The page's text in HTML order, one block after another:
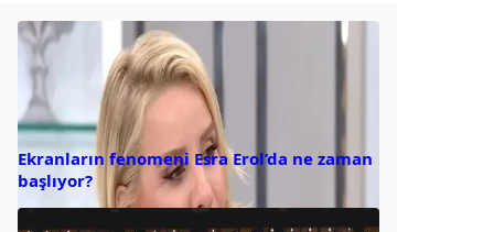
Ekranların fenomeni Esra Erol’da ne zaman
başlıyor?